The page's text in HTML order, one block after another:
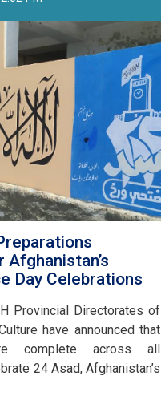
Day Celebrations
Provincial Directorates of
have announced that
complete across all
24 Asad, Afghanistan’s